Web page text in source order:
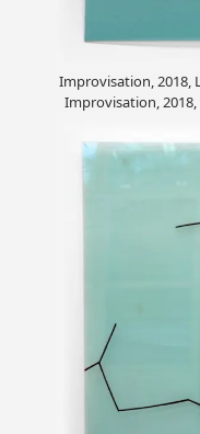
Improvisation, 2018,
Improvisation, 2018,